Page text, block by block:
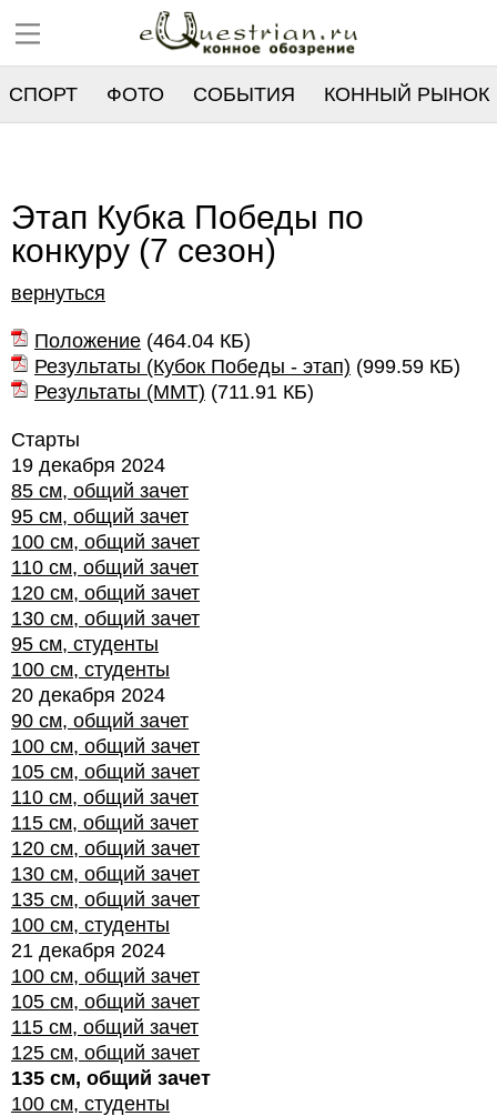
СПОРТ ФОТО СОБЫТИЯ КОННЫЙ РЫНОК
Этап Кубка Победы по
конкуру (7 сезон)
вернуться
Положение (464.04 КБ)
Результаты (Кубок Победы - этап) (999.59 КБ)
Результаты (ММТ) (711.91 КБ)
Старты
19 декабря 2024
85 см, общий зачет
95 см, общий зачет
100 см, общий зачет
110 см, общий зачет
120 см, общий зачет
130 см, общий зачет
95 см, студенты
100 см, студенты
20 декабря 2024
90 см, общий зачет
100 см, общий зачет
105 см, общий зачет
110 см, общий зачет
115 см, общий зачет
120 см, общий зачет
130 см, общий зачет
135 см, общий зачет
100 см, студенты
21 декабря 2024
100 см, общий зачет
105 см, общий зачет
115 см, общий зачет
125 см, общий зачет
135 см, общий зачет
100 см, студенты